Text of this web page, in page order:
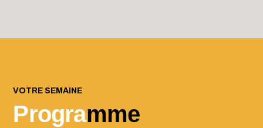
VOTRE SEMAINE
Programme